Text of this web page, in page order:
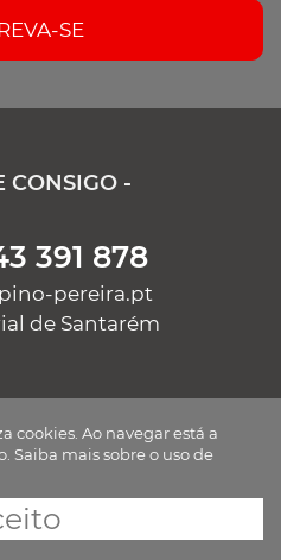
SE
CONSIGO -
391 878
pereira.pt
de Santarém
- 14h às 19h
cookies. Ao navegar está a
Saiba mais sobre o uso de